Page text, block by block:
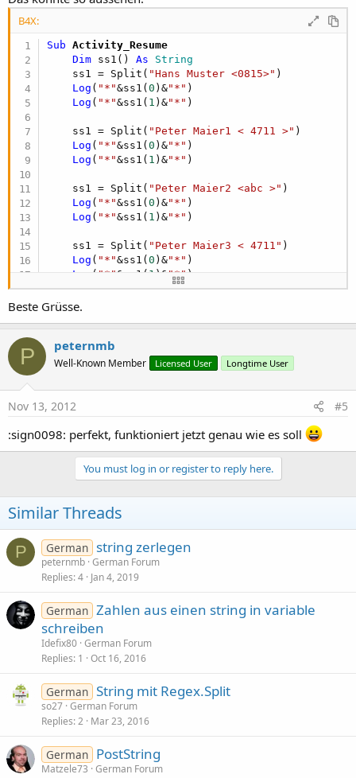
B4X:
Sub Activity_Resume
Dim ss1() As String
    ss1 = Split(
"Hans Muster <0815>" )
Log ( "*"&ss1(0 )&"*" )
Log ( "*"&ss1( 1 )&"*" )
    ss1 = Split(
"Peter Maier1 < 4711 >" )
Log ( "*"&ss1(0 )&"*" )
Log ( "*"&ss1( 1 )&"*" )
    ss1 = Split(
"Peter Maier2 <abc >" )
Log ( "*"&ss1(0 )&"*" )
Log ( "*"&ss1( 1 )&"*" )
    ss1 = Split(
"Peter Maier3 < 4711" )
Log ( "*"&ss1(0 )&"*" )
Log
( "*" &ss1( 1 )& "*" )
    ss1 = Split(
End Sub
String) As String ()
Dim ss(2) As String
        Msgbox(
"Falsche Eingabe es fehlt '<'"
        ss(
"Fehler"
        ss(
1) = ""
Return ss
If s.Contains(
        Msgbox(
"Falsche Eingabe es fehlt '>'",
        ss(
0) = "Fehler"
        ss(
1) = ""
Return ss
    ss =
Regex .Split("<", s)
If ss(
        ss(
0 ) = ss(
End If
    ss(
1) = ss(
    ss(
1) = ss(1
If IsNumber(ss(
        Msgbox(
"Zweiter Eintrag keine Zahl"
        ss(
0) = "Fehler"
Beste Grüsse.
P peternmb
Well-Known Member Licensed User Longtime User
Nov 13, 2012 #5
:sign0098: perfekt, funktioniert jetzt genau wie es soll
You must log in or register to reply here.
Similar Threads
P German string zerlegen
peternmb German Forum
Replies 4 Jan 4, 2019
German Zahlen aus einen string in variable
schreiben
Idefix80 German Forum
Replies 1 Oct 16, 2016
German String mit Regex.Split
so27 German Forum
Replies 2 Mar 23, 2016
German PostString
Matzele73 German Forum